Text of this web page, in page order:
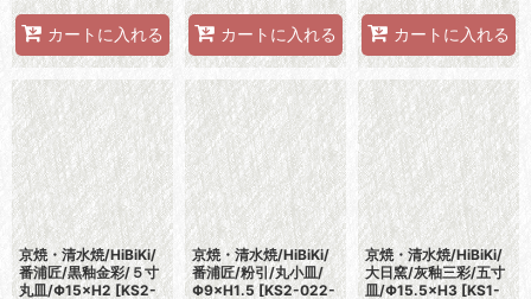
カートに入れる カートに入れる カートに入れる
京焼・清水焼/HiBiKi/
番浦匠/黒釉金彩/５寸
丸皿/Φ15×H2 [KS2-
京焼・清水焼/HiBiKi/
番浦匠/粉引/丸小皿/
Φ9×H1.5 [KS2-022-
京焼・清水焼/HiBiKi/
大日窯/灰釉三彩/五寸
皿/Φ15.5×H3 [KS1-